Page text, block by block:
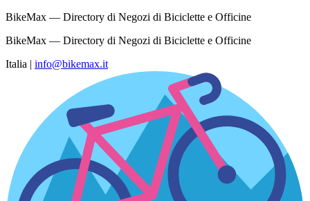
BikeMax — Directory di Negozi di Biciclette e Officine
BikeMax — Directory di Negozi di Biciclette e Officine
Italia | info@bikemax.it